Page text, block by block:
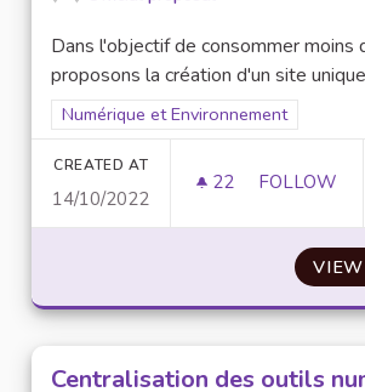
Dans l'objectif de consommer moins
proposons la création d'un site
Filter results for scope: Numérique et
Numérique et Environnement
CREATED AT
14/10/2022
22 22
FOLLOW
Centralisation des outils